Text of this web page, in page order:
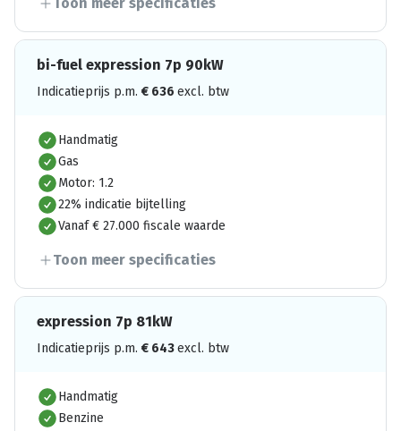
bi-fuel expression 7p 90kW
Indicatieprijs p.m. € 636 excl. btw
Handmatig
Gas
Motor: 1.2
22% indicatie bijtelling
Vanaf € 27.000 fiscale waarde
Toon meer specificaties
expression 7p 81kW
Indicatieprijs p.m. € 643excl. btw
Handmatig
Benzine